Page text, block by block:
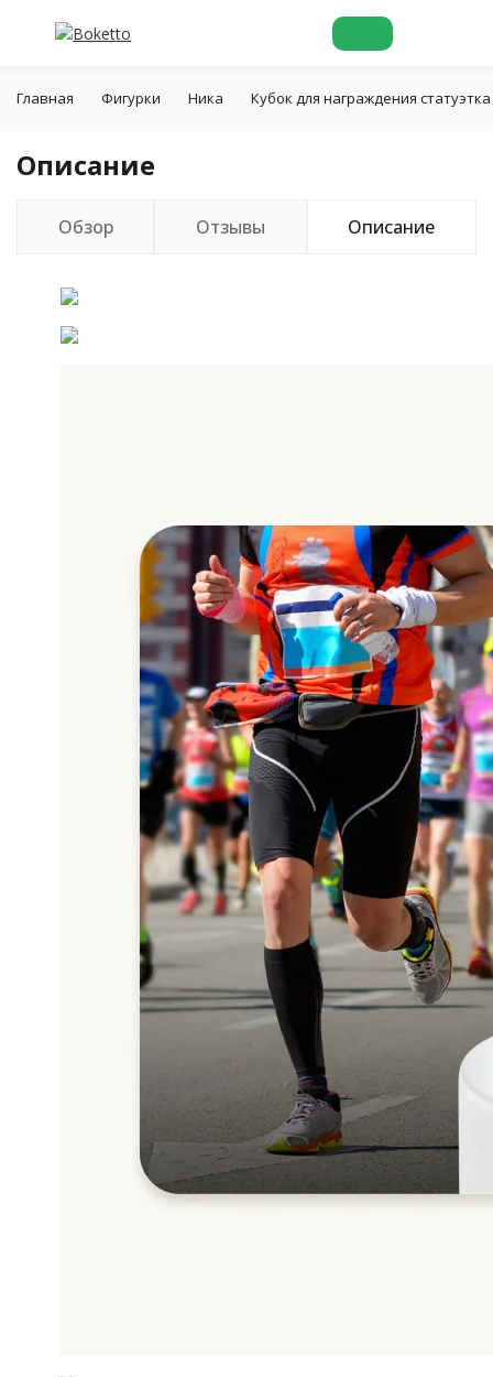
Главная Фигурки Ника Кубок для награждения
Описание
Обзор Отзывы Описание